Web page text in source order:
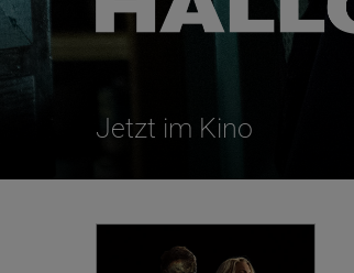
Jetzt im Kino